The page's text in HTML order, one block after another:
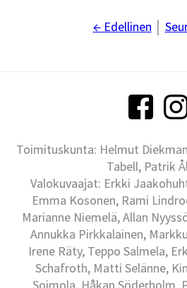
← Edellinen
Toimituskunta: Helmut
Tabell, Patrik
Valokuvaajat: Erkki
Emma Kosonen, Rami
Marianne Niemelä, Allan
Annukka Pirkkalainen,
Irene Räty, Teppo Salmela,
Schafroth, Matti Selänne,